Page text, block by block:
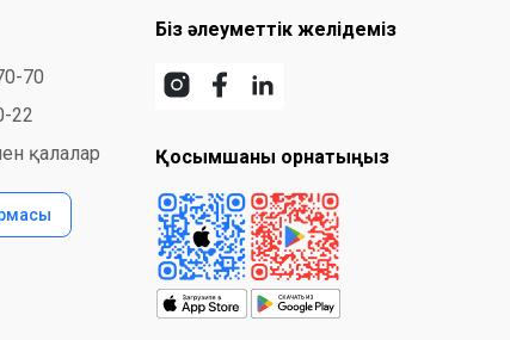
70
22
қалалар
Біз әлеуметтік желідеміз
Қосымшаны орнатыңыз